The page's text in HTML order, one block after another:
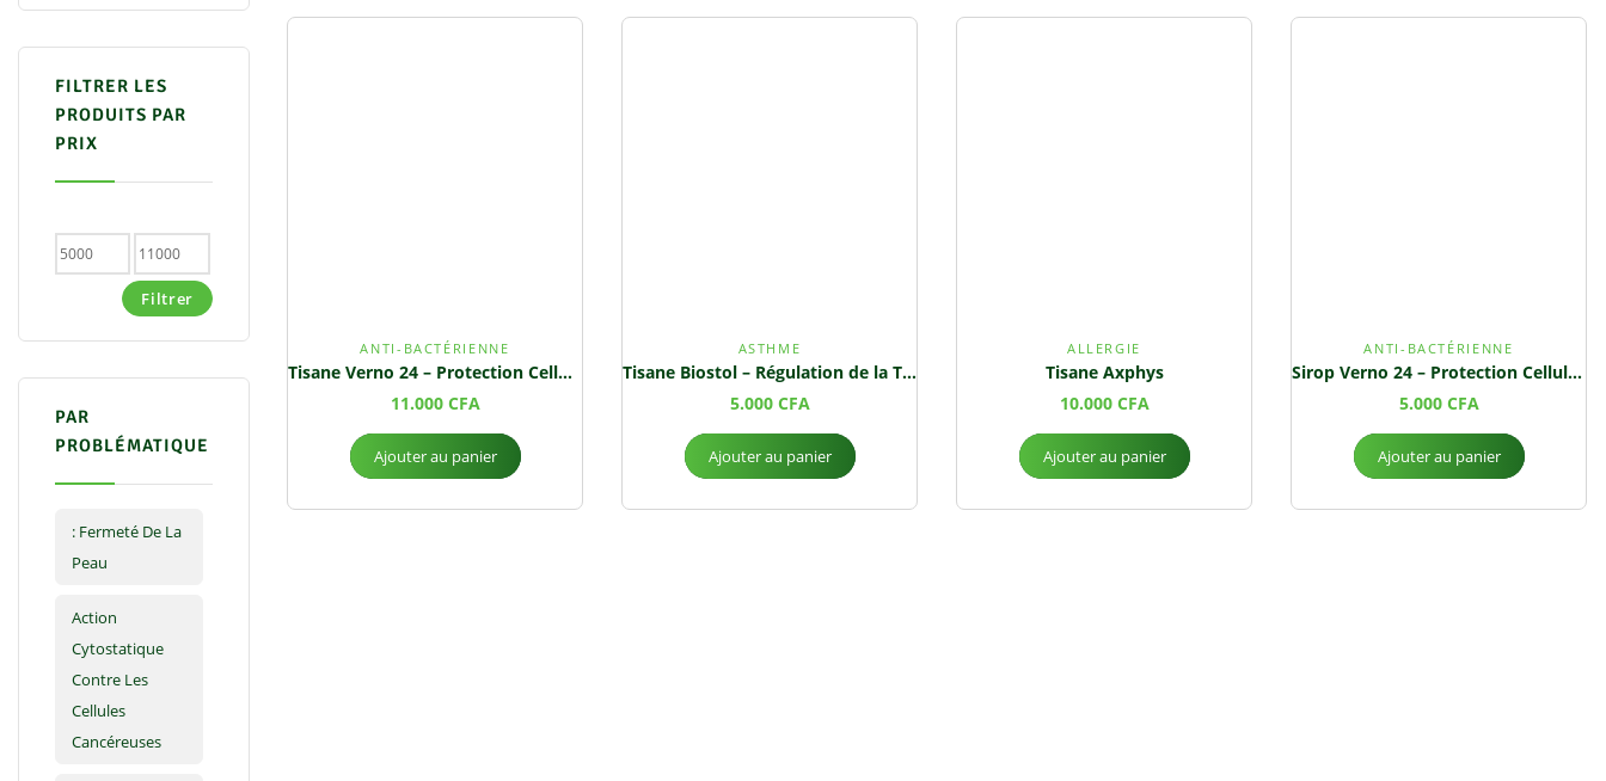
FILTRER LES
PRODUITS PAR
PRIX
Filtrer
PAR
PROBLÉMATIQUE
: Fermeté De La
Peau
Action
Cytostatique
Contre Les
Cellules
Cancéreuses
ANTI-BACTÉRIENNE
Tisane Verno 24 – Protection Cellulaire et Santé Cardiovasculaire
11.000 CFA
Ajouter au panier
ASTHME
Tisane Biostol – Régulation de la Tension & Bien-être Respiratoire
5.000 CFA
Ajouter au panier
ALLERGIE
Tisane Axphys
10.000 CFA
Ajouter au panier
ANTI-BACTÉRIENNE
Sirop Verno 24 – Protection Cellulaire et Santé Cardiovasculaire
5.000 CFA
Ajouter au panier